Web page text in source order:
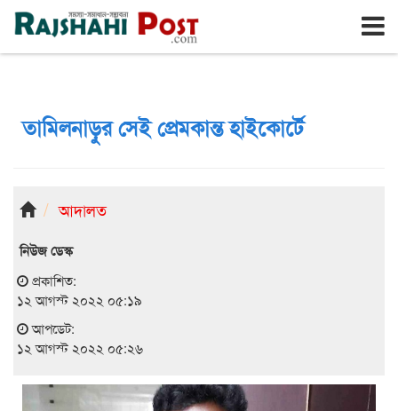
রাজশাহী রবিবার, ৯ই আগস্ট ২০২৬, ২৫শে শ্রাবণ ১৪৩৩
তামিলনাড়ুর সেই প্রেমকান্ত হাইকোর্টে
আদালত
নিউজ ডেস্ক
প্রকাশিত:
১২ আগস্ট ২০২২ ০৫:১৯
আপডেট:
১২ আগস্ট ২০২২ ০৫:২৬